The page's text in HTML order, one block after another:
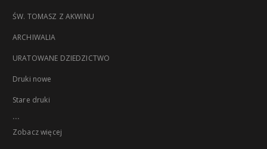
ŚW. TOMASZ Z AKWINU
ARCHIWALIA
URATOWANE DZIEDZICTWO
Druki nowe
Stare druki
...
Zobacz więcej